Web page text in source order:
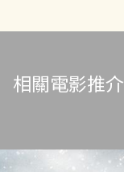
相關電影推介